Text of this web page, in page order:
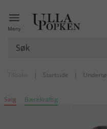
Meny
| Startside |
Salg Bærekraftig